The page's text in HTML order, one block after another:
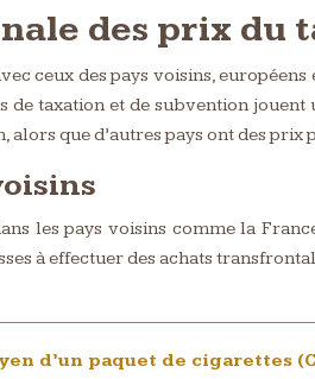
des prix du
ceux des pays voisins,
taxation et de subvention
que d’autres pays ont des
les pays voisins comme la
à effectuer des achats
d’un paquet de cigarettes